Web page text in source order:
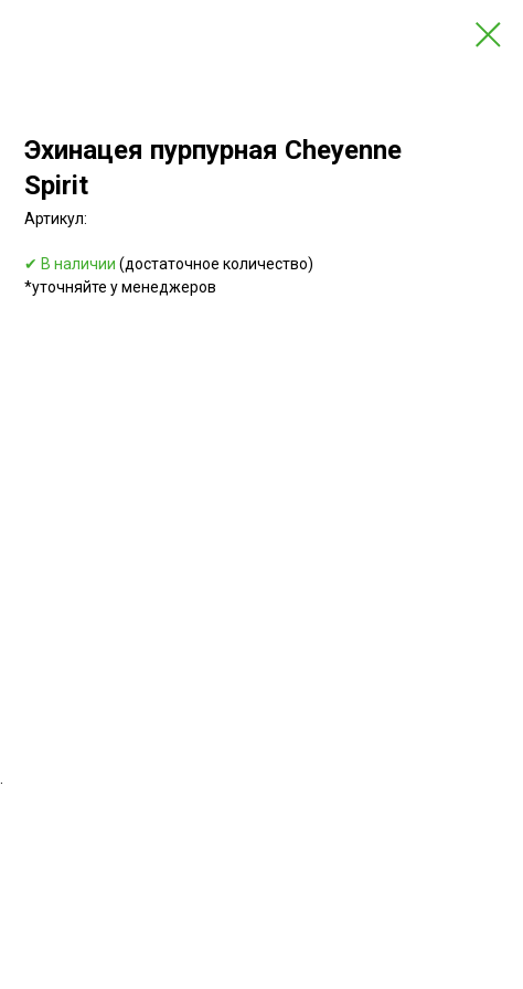
Эхинацея пурпурная Cheyenne
Spirit
Артикул:
✔ В наличии (достаточное количество)
*уточняйте у менеджеров